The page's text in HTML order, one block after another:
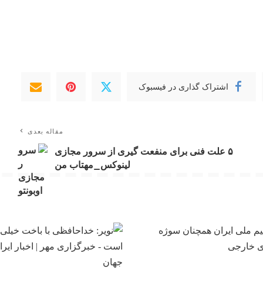
اشتراک گذاری در فیسبوک
مقاله بعدی
۵ علت فنی برای منفعت گیری از سرور مجازی
لینوکس_مهتاب من